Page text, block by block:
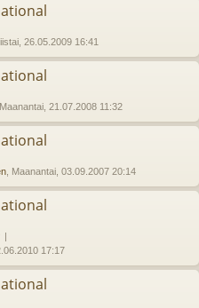
26.05.2009 16:41
, Maanantai, 21.07.2008 11:32
, Maanantai, 03.09.2007 20:14
17:17